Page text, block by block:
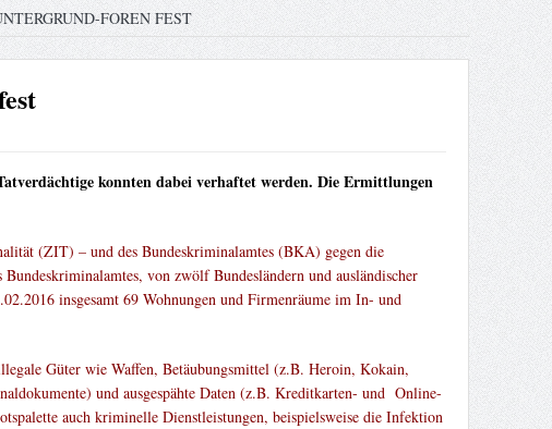
FOREN FEST
konnten dabei verhaftet werden. Die Ermittlungen
(ZIT) – und des Bundeskriminalamtes (BKA) gegen die
von zwölf Bundesländern und ausländischer
insgesamt 69 Wohnungen und Firmenräume im In- und
Güter wie Waffen, Betäubungsmittel (z.B. Heroin, Kokain,
und ausgespähte Daten (z.B. Kreditkarten- und Online-
auch kriminelle Dienstleistungen, beispielsweise die Infektion